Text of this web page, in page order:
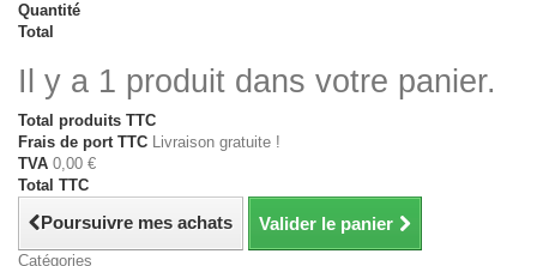
Quantité
Total
Il y a 1 produit dans votre panier.
Total produits TTC
Frais de port TTC Livraison gratuite !
TVA 0,00 €
Total TTC
Poursuivre mes achats Valider le panier
Catégories